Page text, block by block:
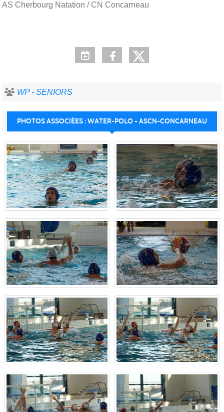
AS Cherbourg Natation / CN Concarneau
WP - SENIORS
PHOTOS ASSOCIÉES : WATER-POLO - ASCN-CONCARNEAU